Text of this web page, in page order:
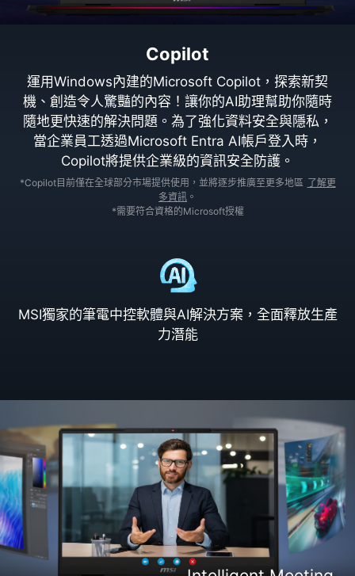
Copilot
運用Windows內建的Microsoft Copilot，探索新契
機、創造令人驚豔的內容！讓你的AI助理幫助你隨時
隨地更快速的解決問題。為了強化資料安全與隱私，
當企業員工透過Microsoft Entra AI帳戶登入時，
Copilot將提供企業級的資訊安全防護。
*Copilot目前僅在全球部分市場提供使用，並將逐步推廣至更多地區 了解更
多資訊 。
*需要符合資格的Microsoft授權
MSI獨家的筆電中控軟體與AI解決方案，全面釋放生產
力潛能